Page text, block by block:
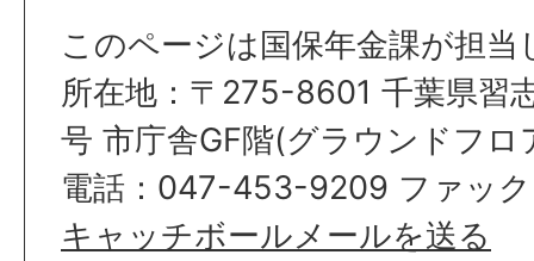
このページは国保年金課が担当
所在地：〒275-8601 千葉県習
号 市庁舎GF階(グラウンドフロ
電話：047-453-9209 ファッ
キャッチボールメールを送る